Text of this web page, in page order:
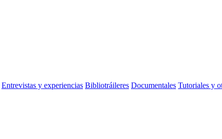
Entrevistas y experiencias Bibliotráileres Documentales Tutoriales y